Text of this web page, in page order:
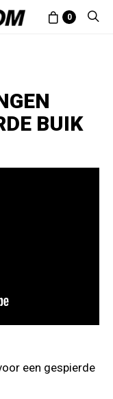
0
BUIK
een gespierde